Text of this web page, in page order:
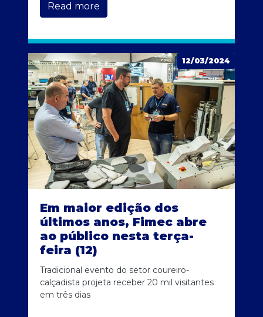
Read more
12/03/2024
Em maior edição dos
últimos anos, Fimec abre
ao público nesta terça-
feira (12)
Tradicional evento do setor coureiro-
calçadista projeta receber 20 mil visitantes
em três dias